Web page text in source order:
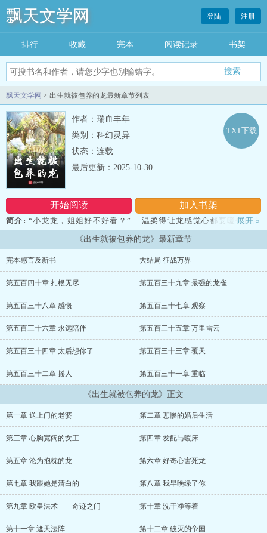
飘天文学网 登陆 注册
排行 收藏 完本 阅读记录 书架
飘天文学网 > 出生就被包养的龙最新章节列表
作者：瑞血丰年
类别：科幻灵异
状态：连载
开始阅读 加入书架
TXT下载
最后更新：2025-10-30
简介: “小龙龙，姐姐好不好看？” 温柔得让龙感觉心都要暖化的声
音在耳旁响起，刚刚出生的雏龙迷迷糊糊地看着眼前这位气质温婉端
庄圣洁，姿容绝世的天使大姐姐。 “好看。” 仍旧没有适应环境，
脑袋昏昏沉沉想睡觉的雏龙在懵懵懂懂依地点头。 “那你以后就跟
哼？”一瞬间，初龙就觉得眼前的世界全都失去了色彩，唯有眼前的天
使大姐姐浑身都在绽放着神圣的光。 “好不好？” “好。”这有什么
好犹豫的，雏龙重重地点头。 “那你把这份契约签了吧，签了以
后，姐姐养你。”...
展开 »
《出生就被包养的龙》最新章节
完本感言及新书 大结局 征战万界
第五百四十章 扎根无尽 第五百三十九章 最强的龙雀
第五百三十八章 感慨 第五百三十七章 观察
第五百三十六章 永远陪伴 第五百三十五章 万里雷云
第五百三十四章 太后想你了 第五百三十三章 覆天
第五百三十二章 摇人 第五百三十一章 重临
《出生就被包养的龙》正文
第一章 送上门的老婆 第二章 悲惨的婚后生活
第三章 心胸宽阔的女王 第四章 发配与暖床
第五章 沦为抱枕的龙 第六章 好奇心害死龙
第七章 我跟她是清白的 第八章 我早晚绿了你
第九章 欧皇法术——奇迹之门 第十章 洗干净等着
第十一章 遮天法阵 第十二章 破灭的帝国